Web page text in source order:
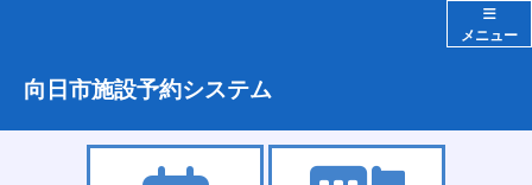
メニュー
向日市施設予約システム